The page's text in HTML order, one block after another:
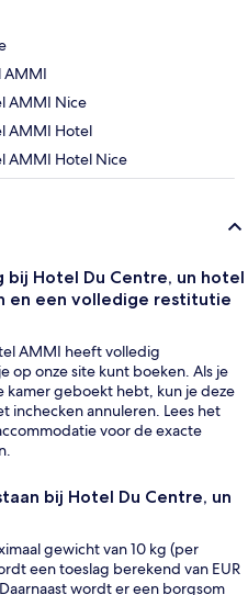
AMMI
AMMI Nice
AMMI Hotel
AMMI Hotel Nice
bij Hotel Du Centre, un hotel
en een volledige restitutie
AMMI heeft volledig
op onze site kunt boeken. Als je
geboekt hebt, kun je deze
inchecken annuleren. Lees het
voor de exacte
bij Hotel Du Centre, un
gewicht van 10 kg (per
een toeslag berekend van EUR
wordt er een borgsom